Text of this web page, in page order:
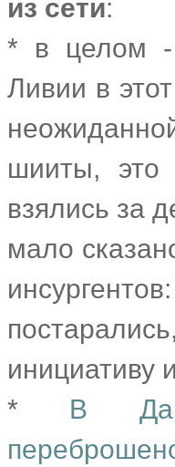
из сети:
* в целом -
Ливии в
шииты, это
взялись за
мало
инициативу
* В